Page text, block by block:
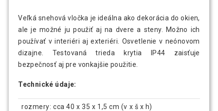
Veľká snehová vločka je ideálna ako dekorácia do okien,
ale je možné ju použiť aj na dvere a steny. Možno ich
používať v interiéri aj exteriéri. Osvetlenie v neónovom
dizajne. Testovaná trieda krytia IP44 zaisťuje
bezpečnosť aj pre vonkajšie použitie.
Technické údaje:
rozmery: cca 40 x 35 x 1,5 cm (v x š x h)